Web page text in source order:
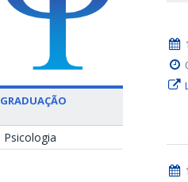
GRADUAÇÃO
Psicologia